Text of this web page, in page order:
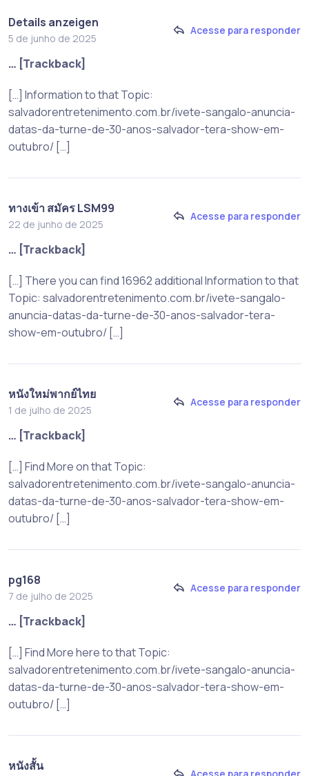
Details anzeigen
5 de junho de 2025
Acesse para responder
… [Trackback]
[…] Information to that Topic:
salvadorentretenimento.com.br/ivete-sangalo-anuncia-
datas-da-turne-de-30-anos-salvador-tera-show-em-
outubro/ […]
ทางเข้า สมัคร LSM99
22 de junho de 2025
Acesse para responder
… [Trackback]
[…] There you can find 16962 additional Information to that
Topic: salvadorentretenimento.com.br/ivete-sangalo-
anuncia-datas-da-turne-de-30-anos-salvador-tera-
show-em-outubro/ […]
หนังใหม่พากย์ไทย
1 de julho de 2025
Acesse para responder
… [Trackback]
[…] Find More on that Topic:
salvadorentretenimento.com.br/ivete-sangalo-anuncia-
datas-da-turne-de-30-anos-salvador-tera-show-em-
outubro/ […]
pg168
7 de julho de 2025
Acesse para responder
… [Trackback]
[…] Find More here to that Topic:
salvadorentretenimento.com.br/ivete-sangalo-anuncia-
datas-da-turne-de-30-anos-salvador-tera-show-em-
outubro/ […]
หนังสั้น